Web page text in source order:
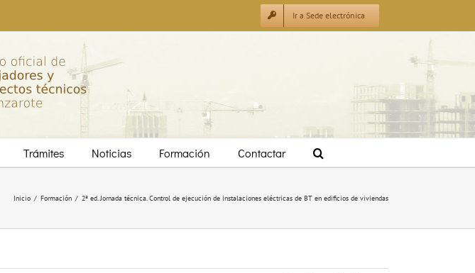
Ir a Sede electrónica
Trámites Noticias Formación Contactar
Inicio / Formación / 2ª ed. Jornada técnica. Control de ejecución de instalaciones eléctricas de BT en edificios de viviendas